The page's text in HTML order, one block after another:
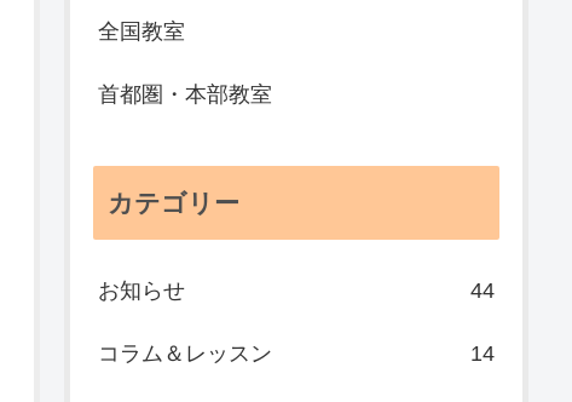
全国教室
首都圏・本部教室
カテゴリー
お知らせ 44
コラム＆レッスン 14